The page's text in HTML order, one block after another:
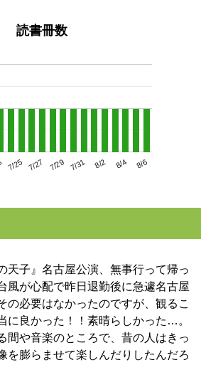
読書冊数
7/25 7/27 7/29 7/31 8/2 8/4 8/6
天子』名古屋公演、無事行って帰っ
風が心配で昨日退勤後に急遽名古屋
の必要はなかったのですが、観るこ
に良かった！！素晴らしかった…。
間や音楽のところで、昔の人はきっ
を膨らませて楽しんだりしたんだろ